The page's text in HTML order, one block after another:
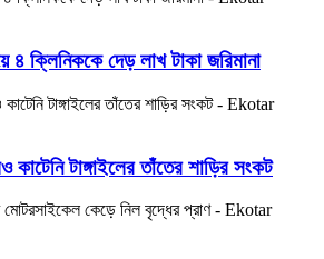
৪ ক্লিনিককে দেড় লাখ টাকা জরিমানা
টাঙ্গাইলের তাঁতের শাড়ির সংকট